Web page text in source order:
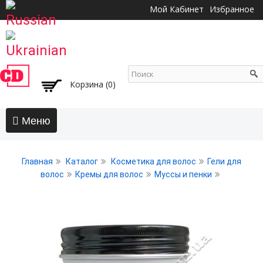
основному
Мой Кабинет Избранное
Корзина (0)
АКЦИИ
Безсульфатный уход
Воски, пасты, глина, помады для волос
Гели для волос
Главная Каталог Косметика для волос
Гели для
волос
Кремы для волос Муссы и пенки